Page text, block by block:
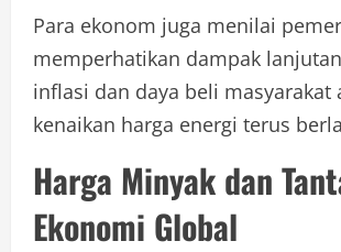
Para ekonom juga menilai
memperhatikan dampak
inflasi dan daya beli masyarakat
kenaikan harga energi terus
Harga Minyak dan
Ekonomi Global